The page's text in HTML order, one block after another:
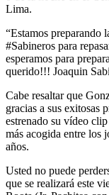
Lima.
“Estamos preparando
#Sabineros para
esperamos para
querido!!! Joaquin
Cabe resaltar que
gracias a sus exitosas
estrenado su vídeo
más acogida entre los
años.
Usted no puede
que se realizará este